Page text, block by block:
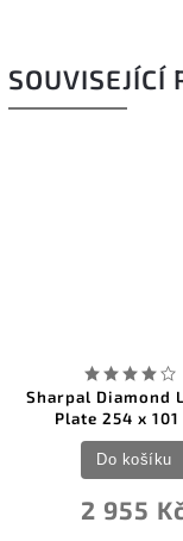
SOUVISEJÍCÍ
Sharpal Diamond
Plate 254 x 101
2 955
Do košíku